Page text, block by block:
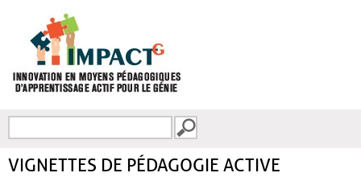
FORMULAIRE DE
VIGNETTES DE PÉDAGOGIE ACTIVE